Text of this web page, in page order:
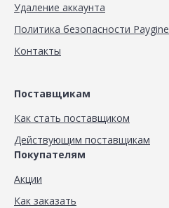
Удаление аккаунта
Политика безопасности Paygine
Контакты
Поставщикам
Как стать поставщиком
Действующим поставщикам
Покупателям
Акции
Как заказать